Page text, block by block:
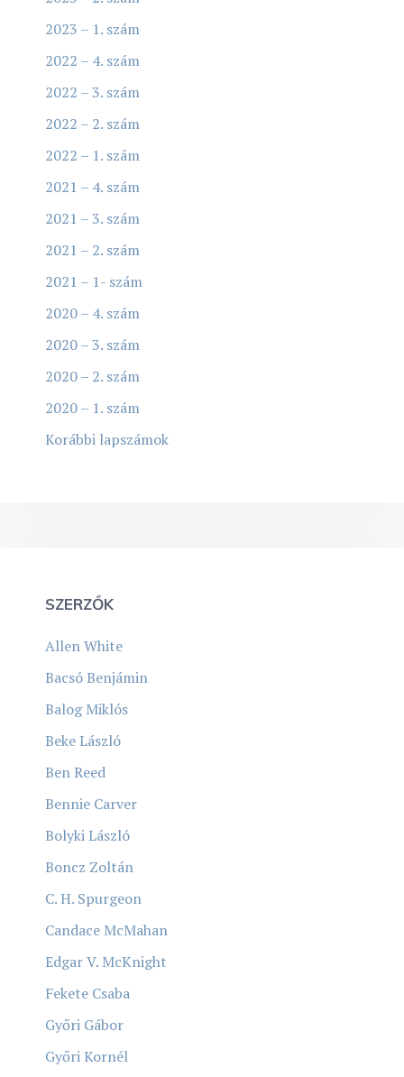
2023 – 1. szám
2022 – 4. szám
2022 – 3. szám
2022 – 2. szám
2022 – 1. szám
2021 – 4. szám
2021 – 3. szám
2021 – 2. szám
2021 – 1- szám
2020 – 4. szám
2020 – 3. szám
2020 – 2. szám
2020 – 1. szám
Korábbi lapszámok
SZERZŐK
Allen White
Bacsó Benjámin
Balog Miklós
Beke László
Ben Reed
Bennie Carver
Bolyki László
Boncz Zoltán
C. H. Spurgeon
Candace McMahan
Edgar V. McKnight
Fekete Csaba
Győri Gábor
Győri Kornél